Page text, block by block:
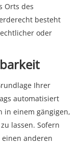
Orts des
besteht
oder
Ihrer
automatisiert
in einem gängigen,
lassen. Sofern
anderen